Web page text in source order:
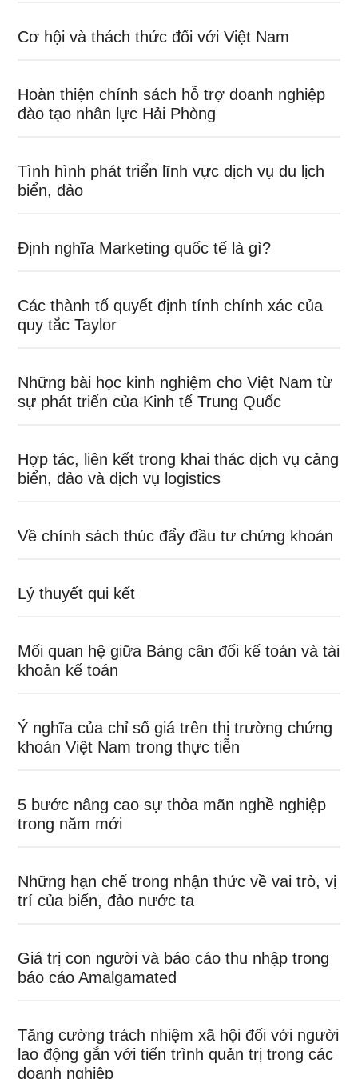
Cơ hội và thách thức đối với Việt Nam
Hoàn thiện chính sách hỗ trợ doanh nghiệp
đào tạo nhân lực Hải Phòng
Tình hình phát triển lĩnh vực dịch vụ du lịch
biển, đảo
Định nghĩa Marketing quốc tế là gì?
Các thành tố quyết định tính chính xác của
quy tắc Taylor
Những bài học kinh nghiệm cho Việt Nam từ
sự phát triển của Kinh tế Trung Quốc
Hợp tác, liên kết trong khai thác dịch vụ cảng
biển, đảo và dịch vụ logistics
Về chính sách thúc đẩy đầu tư chứng khoán
Lý thuyết qui kết
Mối quan hệ giữa Bảng cân đối kế toán và tài
khoản kế toán
Ý nghĩa của chỉ số giá trên thị trường chứng
khoán Việt Nam trong thực tiễn
5 bước nâng cao sự thỏa mãn nghề nghiệp
trong năm mới
Những hạn chế trong nhận thức về vai trò, vị
trí của biển, đảo nước ta
Giá trị con người và báo cáo thu nhập trong
báo cáo Amalgamated
Tăng cường trách nhiệm xã hội đối với người
lao động gắn với tiến trình quản trị trong các
doanh nghiệp